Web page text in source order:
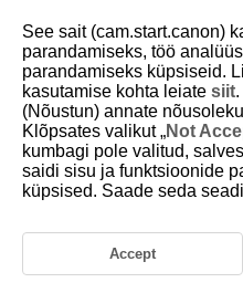
D250-020
Puuteekraani
Puudutamine
Lohistamine
See sait (cam.start.canon)
parandamiseks, töö
parandamiseks küpsiseid.
kasutamise kohta leiate siit
(Nõustun) annate
Klõpsates valikut „Not
kumbagi pole valitud,
saidi sisu ja funktsioonide
küpsised. Saade seda
Accept